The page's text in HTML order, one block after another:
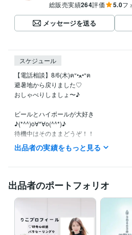
総販売実績264評価 5.0フ
メッセージを送る
スケジュール
【電話相談】8/6(木)ฅᐡ•ﻌ•ᐡฅ
避暑地から戻りました♡
おしゃべりしましょ〜♪
ビールとハイボールが大好き
♪(*^^)o∀*∀o(^^*)♪
待機中はそのままどうぞ！！
本日もお待ちしています。
【新サービスリリースしました】
https://coconala.com/services/4298715
出品者の実績をもっと見る
出品者のポートフォリオ